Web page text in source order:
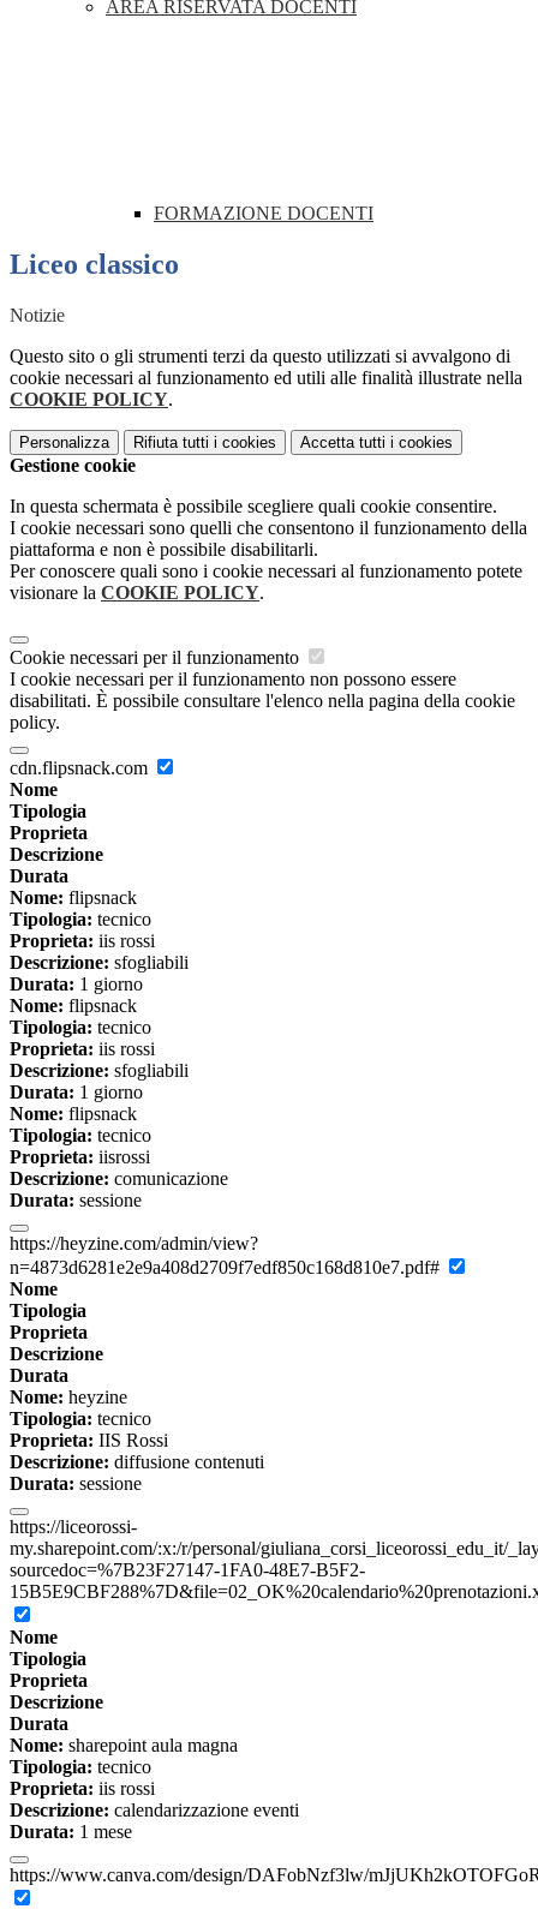
AREA RISERVATA DOCENTI
FORMAZIONE DOCENTI
Liceo classico
Notizie
Questo sito o gli strumenti terzi da questo utilizzati si avvalgono di
cookie necessari al funzionamento ed utili alle finalità illustrate nella
COOKIE POLICY.
Personalizza Rifiuta tutti i cookies Accetta tutti i cookies
Gestione cookie
In questa schermata è possibile scegliere quali cookie consentire.
I cookie necessari sono quelli che consentono il funzionamento della
piattaforma e non è possibile disabilitarli.
Per conoscere quali sono i cookie necessari al funzionamento potete
visionare la COOKIE POLICY.
Cookie necessari per il funzionamento
I cookie necessari per il funzionamento non possono essere
disabilitati. È possibile consultare l'elenco nella pagina della cookie
policy.
cdn.flipsnack.com
Nome
Tipologia
Proprieta
Descrizione
Durata
Nome: flipsnack
Tipologia: tecnico
Proprieta: iis rossi
Descrizione: sfogliabili
Durata: 1 giorno
Nome: flipsnack
Tipologia: tecnico
Proprieta: iis rossi
Descrizione: sfogliabili
Durata: 1 giorno
Nome: flipsnack
Tipologia: tecnico
Proprieta: iisrossi
Descrizione: comunicazione
Durata: sessione
https://heyzine.com/admin/view?
n=4873d6281e2e9a408d2709f7edf850c168d810e7.pdf#
Nome
Tipologia
Proprieta
Descrizione
Durata
Nome: heyzine
Tipologia: tecnico
Proprieta: IIS Rossi
Descrizione: diffusione contenuti
Durata: sessione
https://liceorossi-
my.sharepoint.com/:x:/r/personal/giuliana_corsi_liceorossi_edu_it/
sourcedoc=%7B23F27147-1FA0-48E7-B5F2-
Nome
Tipologia
Proprieta
Descrizione
Durata
Nome: sharepoint aula magna
Tipologia: tecnico
Proprieta: iis rossi
Descrizione: calendarizzazione eventi
Durata: 1 mese
https://www.canva.com/design/DAFobNzf3lw/